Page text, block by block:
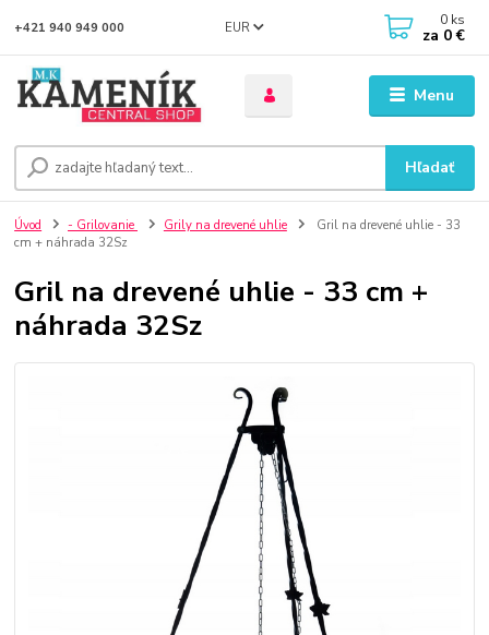
Menu
EUR
Hľadať
+421 940 949 000 0 ks
za 0 €
Úvod - Grilovanie Grily na drevené uhlie
Gril na drevené uhlie - 33
cm + náhrada 32Sz
Gril na drevené uhlie - 33 cm +
náhrada 32Sz